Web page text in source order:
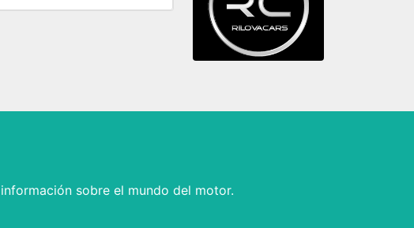
sobre el mundo del motor.